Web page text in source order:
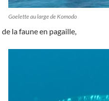
Goelette au large de Komodo
de la faune en pagaille,